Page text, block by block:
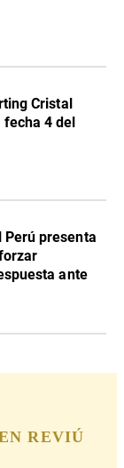
Cristal
4 del
Perú presenta
ante